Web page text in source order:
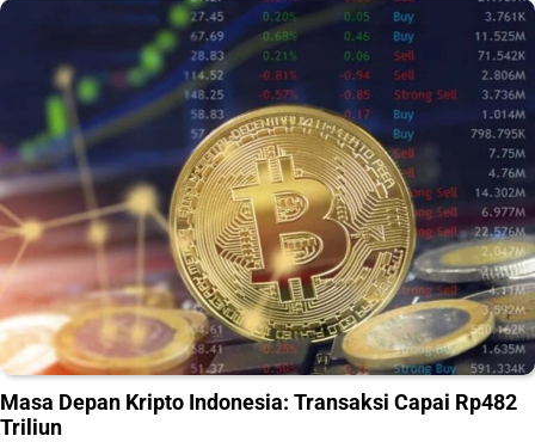
Masa Depan Kripto Indonesia: Transaksi Capai Rp482
Triliun